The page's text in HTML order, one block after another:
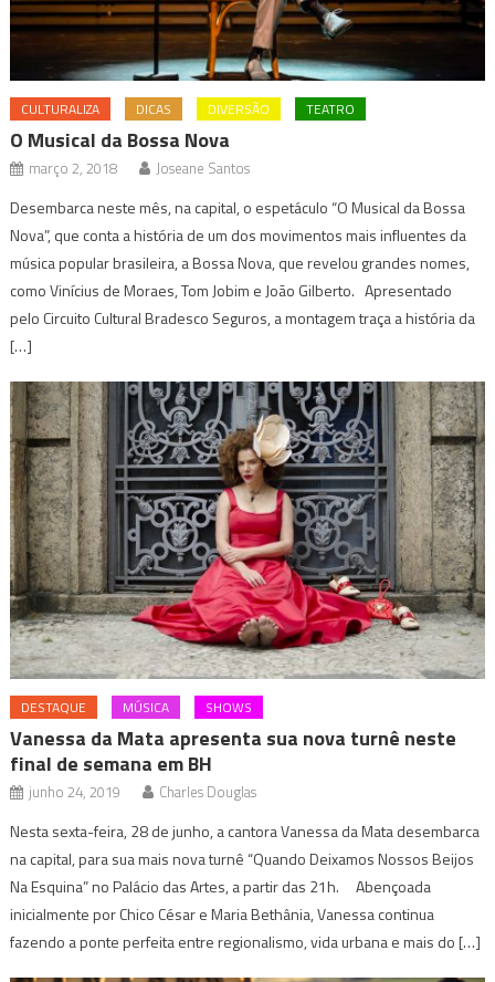
CULTURALIZA DICAS DIVERSÃO TEATRO
O Musical da Bossa Nova
março 2, 2018 Joseane Santos
Desembarca neste mês, na capital, o espetáculo “O Musical da Bossa
Nova”, que conta a história de um dos movimentos mais influentes da
música popular brasileira, a Bossa Nova, que revelou grandes nomes,
como Vinícius de Moraes, Tom Jobim e João Gilberto. Apresentado
pelo Circuito Cultural Bradesco Seguros, a montagem traça a história da
[…]
DESTAQUE MÚSICA SHOWS
Vanessa da Mata apresenta sua nova turnê neste
final de semana em BH
junho 24, 2019 Charles Douglas
Nesta sexta-feira, 28 de junho, a cantora Vanessa da Mata desembarca
na capital, para sua mais nova turnê “Quando Deixamos Nossos Beijos
Na Esquina” no Palácio das Artes, a partir das 21h. Abençoada
inicialmente por Chico César e Maria Bethânia, Vanessa continua
fazendo a ponte perfeita entre regionalismo, vida urbana e mais do […]